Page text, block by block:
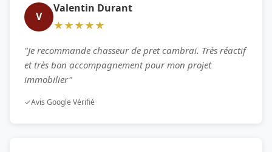
V
Valentin Durant
★★★★★
"Je recommande chasseur de pret cambrai. Très réactif
et très bon accompagnement pour mon projet
immobilier"
✓Avis Google Vérifié